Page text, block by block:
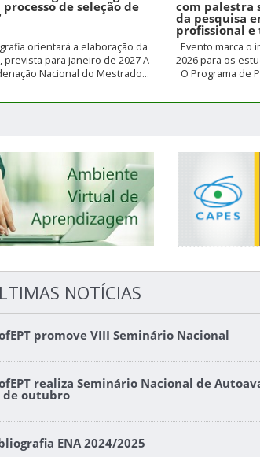
processo de seleção de
orientará a elaboração da
prevista para janeiro de 2027 A
Nacional do Mestrado...
com palestra
da pesquisa
profissional e
Evento marca o
2026 para os
O Programa de
NOTÍCIAS
promove VIII Seminário Nacional
realiza Seminário Nacional de
de outubro
ENA 2024/2025